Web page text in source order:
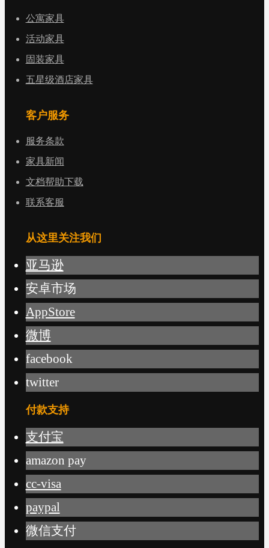
公寓家具
活动家具
固装家具
五星级酒店家具
客户服务
服务条款
家具新闻
文档帮助下载
联系客服
从这里关注我们
亚马逊
安卓市场
AppStore
微博
facebook
twitter
付款支持
支付宝
amazon pay
cc-visa
paypal
微信支付